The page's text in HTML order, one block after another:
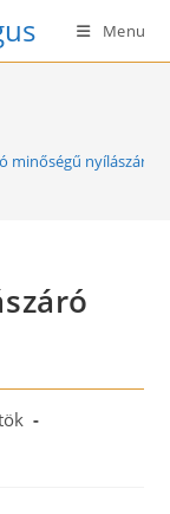
Menu
minőségű nyílászáró